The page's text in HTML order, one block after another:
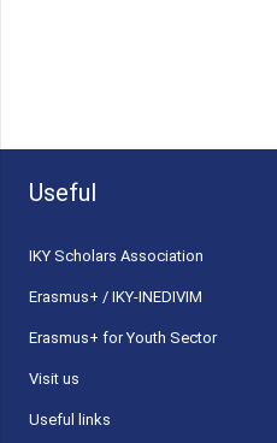
Useful
ΙΚΥ Scholars Association
Erasmus+ / IKY-INEDIVIM
Erasmus+ for Youth Sector
Visit us
Useful links